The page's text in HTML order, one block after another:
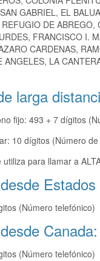
GABRIEL, EL
DE
FRANCISCO I.
CARDENAS,
ANGELES, LA
larga
fijo: 493 + 7 dígitos
10 dígitos (Número
utiliza para llamar a
Estados
(Número telefónico)
Canada:
(Número telefónico)